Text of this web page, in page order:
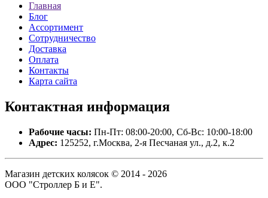
Главная
Блог
Ассортимент
Сотрудничество
Доставка
Оплата
Контакты
Карта сайта
Контактная информация
Рабочие часы: Пн-Пт: 08:00-20:00, Сб-Вс: 10:00-18:00
Адрес: 125252, г.Москва, 2-я Песчаная ул., д.2, к.2
Магазин детских колясок © 2014 - 2026
ООО "Строллер Б и Е".